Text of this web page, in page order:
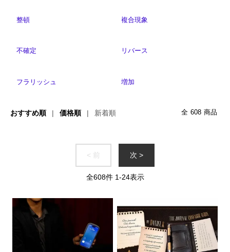
整頓 複合現象
不確定 リバース
フラリッシュ 増加
おすすめ順 価格順 新着順 全 608 商品
< 前 次 >
全608件 1-24表示